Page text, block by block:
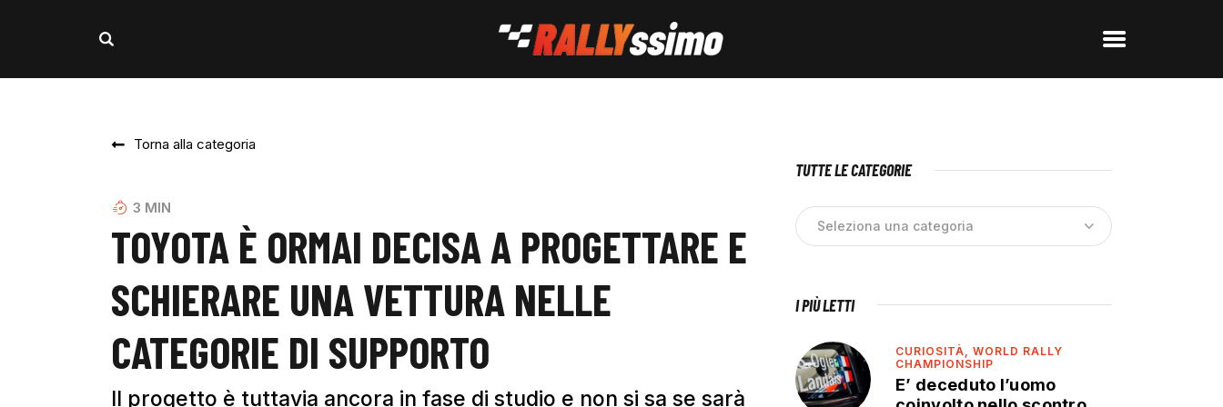
Torna alla categoria
3 MIN
TOYOTA È ORMAI DECISA A PROGETTARE E
SCHIERARE UNA VETTURA NELLE
CATEGORIE DI SUPPORTO
Il progetto è tuttavia ancora in fase di studio e non si sa se sarà
TUTTE LE CATEGORIE
I PIÙ LETTI
CURIOSITÀ,WORLD RALLY
CHAMPIONSHIP
E’ deceduto l’uomo